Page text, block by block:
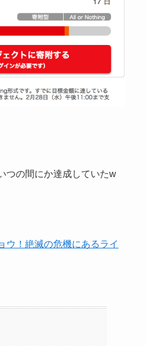
つの間にか達成していたw
ウ！絶滅の危機にあるライ